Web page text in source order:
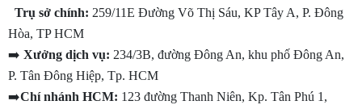
Trụ sở chính: 259/11E Đường Võ Thị Sáu, KP Tây A, P. Đông
Hòa, TP HCM
➡️ Xưởng dịch vụ: 234/3B, đường Đông An, khu phố Đông An,
P. Tân Đông Hiệp, Tp. HCM
➡️Chí nhánh HCM: 123 đường Thanh Niên, Kp. Tân Phú 1,